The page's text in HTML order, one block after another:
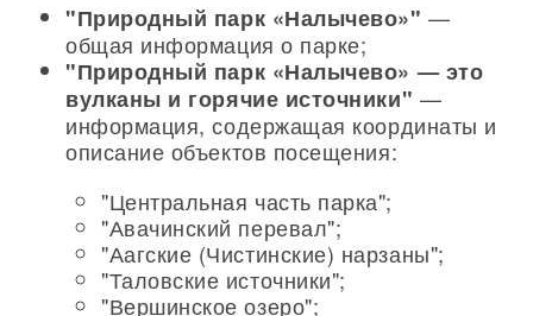
"Природный парк «Налычево»" —
общая информация о парке;
"Природный парк «Налычево» — это
вулканы и горячие источники" —
информация, содержащая координаты и
описание объектов посещения:
"Центральная часть парка";
"Авачинский перевал";
"Аагские (Чистинские) нарзаны";
"Таловские источники";
"Вершинское озеро";